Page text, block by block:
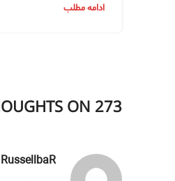
ادامه مطلب
273 THOUGHTS ON “
RussellbaR